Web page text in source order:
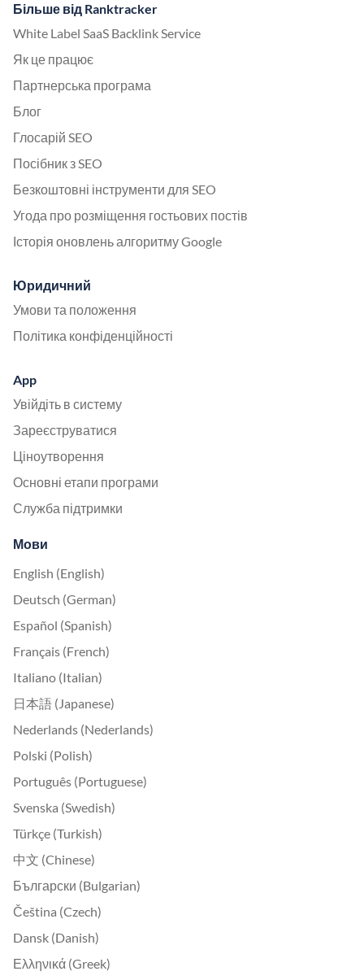
Більше від Ranktracker
White Label SaaS Backlink Service
Як це працює
Партнерська програма
Блог
Глосарій SEO
Посібник з SEO
Безкоштовні інструменти для SEO
Угода про розміщення гостьових постів
Історія оновлень алгоритму Google
Юридичний
Умови та положення
Політика конфіденційності
App
Увійдіть в систему
Зареєструватися
Ціноутворення
Основні етапи програми
Служба підтримки
Мови
English (English)
Deutsch (German)
Español (Spanish)
Français (French)
Italiano (Italian)
日本語 (Japanese)
Nederlands (Nederlands)
Polski (Polish)
Português (Portuguese)
Svenska (Swedish)
Türkçe (Turkish)
中文 (Chinese)
Български (Bulgarian)
Čeština (Czech)
Dansk (Danish)
Ελληνικά (Greek)